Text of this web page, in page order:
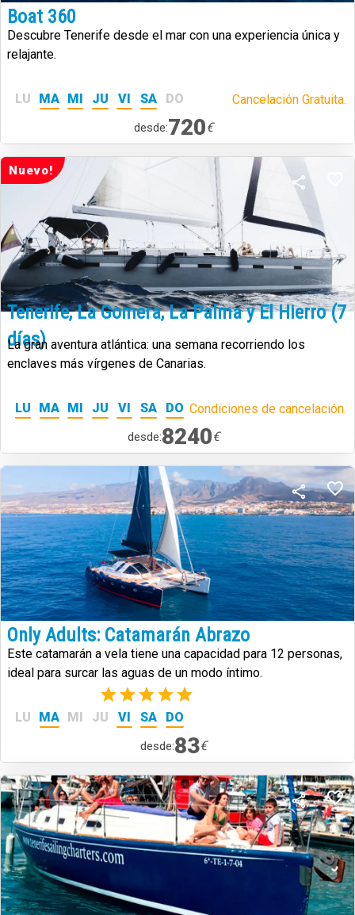
Boat 360
Descubre Tenerife desde el mar con una experiencia única y
relajante.
LU MA MI JU VI SA DO Cancelación Gratuita.
desde:720€
Nuevo!
Tenerife, La Gomera, La Palma y El Hierro (7
días)
La gran aventura atlántica: una semana recorriendo los
enclaves más vírgenes de Canarias.
LU MA MI JU VI SA DO Condiciones de cancelación.
desde:8240€
Only Adults: Catamarán Abrazo
Este catamarán a vela tiene una capacidad para 12 personas,
ideal para surcar las aguas de un modo íntimo.
(4)
LU MA MI JU VI SA DO
desde:83€